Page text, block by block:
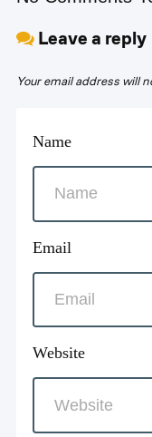
Leave a reply
Your email address will
Name
Email
Website